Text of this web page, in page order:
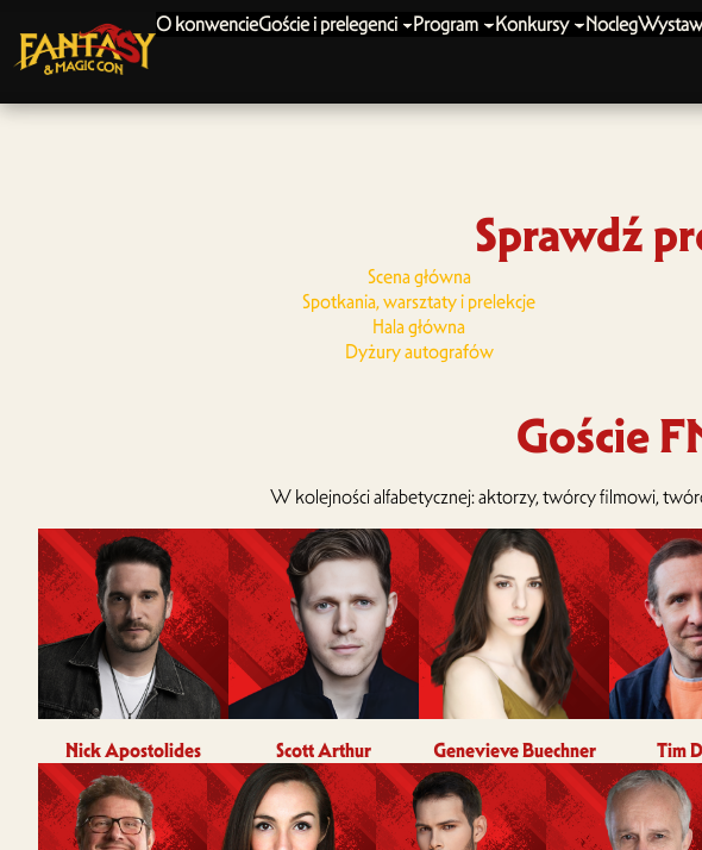
do
treści
O konwencieGoście i prelegenci Program Konkursy Nocleg
Sprawdź
Scena główna
Spotkania, warsztaty i prelekcje
Hala główna
Dyżury autografów
Goście
W kolejności alfabetycznej: aktorzy, twórcy filmowi,
Nick Apostolides Scott Arthur Genevieve Buechner Tim